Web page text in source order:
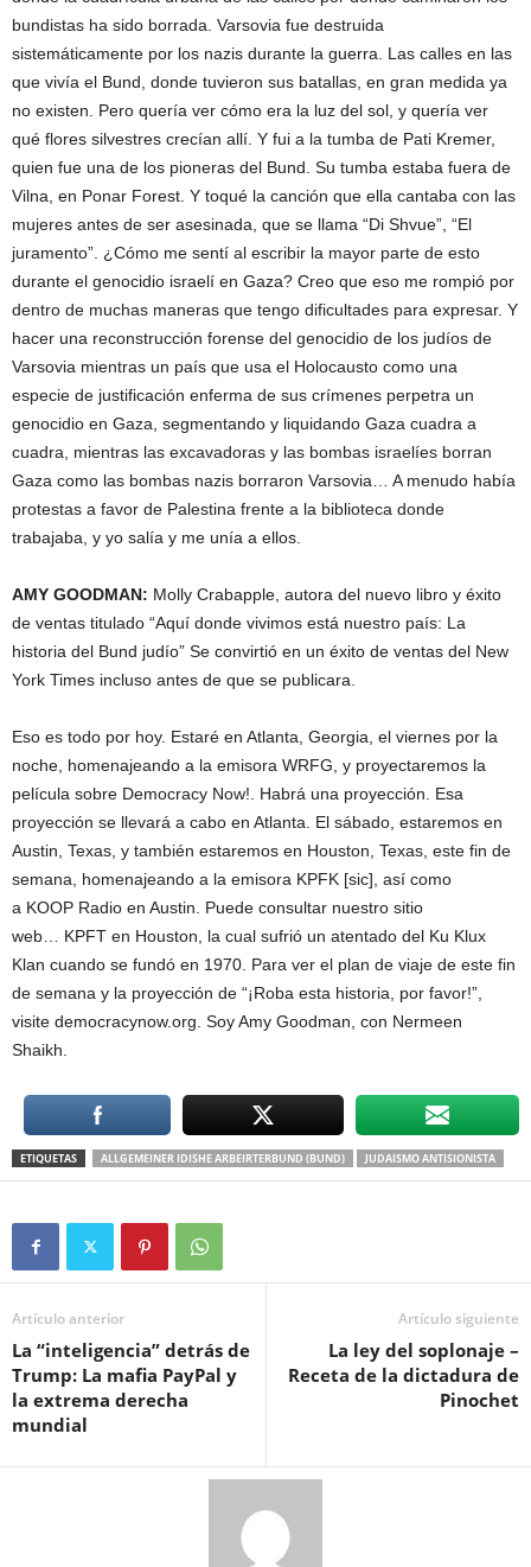
bundistas ha sido borrada. Varsovia fue destruida
sistemáticamente por los nazis durante la guerra. Las calles en las
que vivía el Bund, donde tuvieron sus batallas, en gran medida ya
no existen. Pero quería ver cómo era la luz del sol, y quería ver
qué flores silvestres crecían allí. Y fui a la tumba de Pati Kremer,
quien fue una de los pioneras del Bund. Su tumba estaba fuera de
Vilna, en Ponar Forest. Y toqué la canción que ella cantaba con las
mujeres antes de ser asesinada, que se llama “Di Shvue”, “El
juramento”. ¿Cómo me sentí al escribir la mayor parte de esto
durante el genocidio israelí en Gaza? Creo que eso me rompió por
dentro de muchas maneras que tengo dificultades para expresar. Y
hacer una reconstrucción forense del genocidio de los judíos de
Varsovia mientras un país que usa el Holocausto como una
especie de justificación enferma de sus crímenes perpetra un
genocidio en Gaza, segmentando y liquidando Gaza cuadra a
cuadra, mientras las excavadoras y las bombas israelíes borran
Gaza como las bombas nazis borraron Varsovia… A menudo había
protestas a favor de Palestina frente a la biblioteca donde
trabajaba, y yo salía y me unía a ellos.
AMY GOODMAN: Molly Crabapple, autora del nuevo libro y éxito
de ventas titulado “Aquí donde vivimos está nuestro país: La
historia del Bund judío” Se convirtió en un éxito de ventas del New
York Times incluso antes de que se publicara.
Eso es todo por hoy. Estaré en Atlanta, Georgia, el viernes por la
noche, homenajeando a la emisora WRFG, y proyectaremos la
película sobre Democracy Now!. Habrá una proyección. Esa
proyección se llevará a cabo en Atlanta. El sábado, estaremos en
Austin, Texas, y también estaremos en Houston, Texas, este fin de
semana, homenajeando a la emisora KPFK [sic], así como
a KOOP Radio en Austin. Puede consultar nuestro sitio
web… KPFT en Houston, la cual sufrió un atentado del Ku Klux
Klan cuando se fundó en 1970. Para ver el plan de viaje de este fin
de semana y la proyección de “¡Roba esta historia, por favor!”,
visite democracynow.org. Soy Amy Goodman, con Nermeen
Shaikh.
ETIQUETAS ALLGEMEINER IDISHE ARBEIRTERBUND (BUND) JUDAISMO ANTISIONISTA
Artículo anterior
La “inteligencia” detrás de
Trump: La mafia PayPal y
la extrema derecha
mundial
Artículo siguiente
La ley del soplonaje –
Receta de la dictadura de
Pinochet